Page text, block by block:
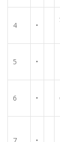
4 •
5 •
6 •